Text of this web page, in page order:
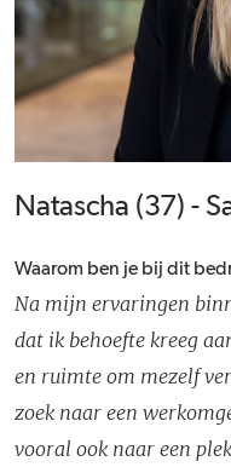
Natascha (37) -
Waarom ben je bij dit
Na mijn ervaringen
dat ik behoefte kreeg
en ruimte om mezelf
zoek naar een
vooral ook naar een